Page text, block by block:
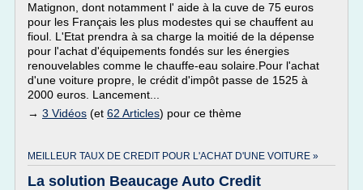
Matignon, dont notamment l' aide à la cuve de 75 euros
pour les Français les plus modestes qui se chauffent au
fioul. L'Etat prendra à sa charge la moitié de la dépense
pour l'achat d'équipements fondés sur les énergies
renouvelables comme le chauffe-eau solaire.Pour l'achat
d'une voiture propre, le crédit d'impôt passe de 1525 à
2000 euros. Lancement...
→ 3 Vidéos (et 62 Articles) pour ce thème
MEILLEUR TAUX DE CREDIT POUR L'ACHAT D'UNE VOITURE »
La solution Beaucage Auto Credit